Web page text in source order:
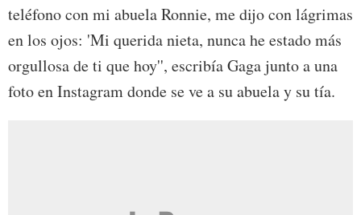
teléfono con mi abuela Ronnie, me dijo con lágrimas
en los ojos: 'Mi querida nieta, nunca he estado más
orgullosa de ti que hoy'', escribía Gaga junto a una
foto en Instagram donde se ve a su abuela y su tía.